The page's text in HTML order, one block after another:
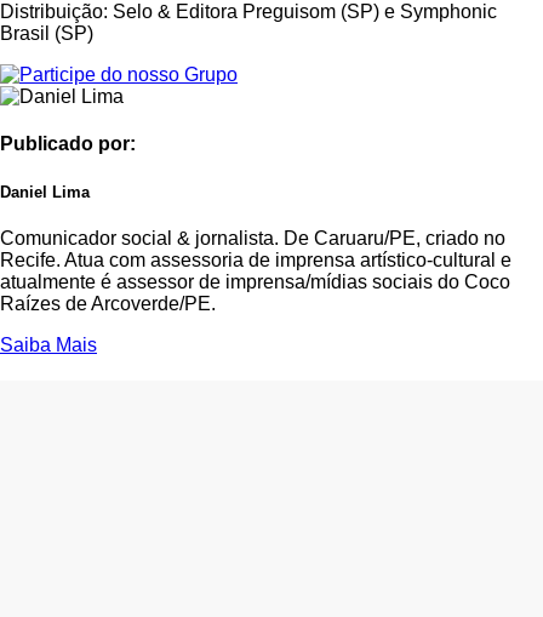
Distribuição: Selo & Editora Preguisom (SP) e Symphonic
Brasil (SP)
Publicado por:
Daniel Lima
Comunicador social & jornalista. De Caruaru/PE, criado no
Recife. Atua com assessoria de imprensa artístico-cultural e
atualmente é assessor de imprensa/mídias sociais do Coco
Raízes de Arcoverde/PE.
Saiba Mais